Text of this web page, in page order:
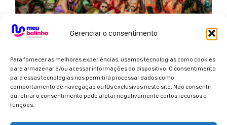
Gerenciar o consentimento
Para fornecer as melhores experiências, usamos tecnologias como cookies
para armazenar e/ou acessar informações do dispositivo. O consentimento
para essas tecnologias nos permitirá processar dados como
comportamento de navegação ou IDs exclusivos neste site. Não consentir
ou retirar o consentimento pode afetar negativamente certos recursos e
funções.
BLOCO SALADA DE FRUTAS
Um show musical dançante, com vozes femininas
marcantes da cena independente de BH. Apresentação